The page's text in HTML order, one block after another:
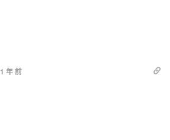
1 年 前